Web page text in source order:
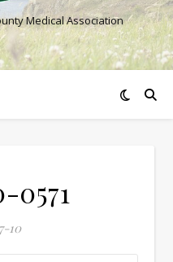
Medical Association
0571
10